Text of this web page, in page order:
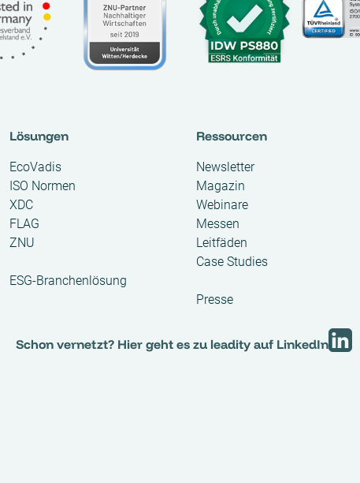
Lösungen
EcoVadis
ISO Normen
XDC
FLAG
ZNU
ESG-Branchenlösung
Ressourcen
Newsletter
Magazin
Webinare
Messen
Leitfäden
Case Studies
Presse
Schon vernetzt? Hier geht es zu leadity auf LinkedIn